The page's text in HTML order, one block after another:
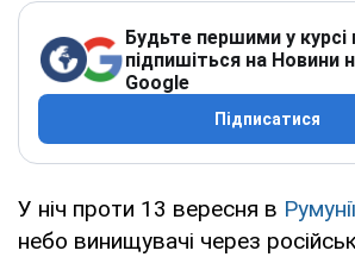
Будьте першими у
підпишіться на Новини
Google
Підписатися
У ніч проти 13 вересня в
небо винищувачі через